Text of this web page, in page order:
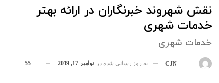
نقش شهروند خبرنگاران در ارائه بهتر
خدمات شهری
خدمات شهری
CJN به روز رسانی شده در نوامبر 17, 2019 55